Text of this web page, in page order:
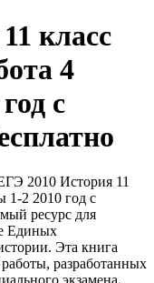
класс
4
с
2010 История 11
1-2 2010 год с
ресурс для
Единых
Эта книга
разработанных
экзамена.